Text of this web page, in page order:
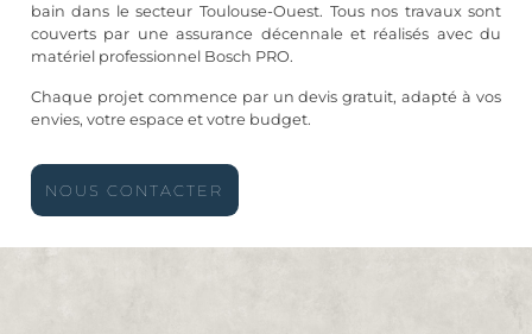
bain dans le secteur Toulouse-Ouest. Tous nos travaux sont
couverts par une assurance décennale et réalisés avec du
matériel professionnel Bosch PRO.
Chaque projet commence par un devis gratuit, adapté à vos
envies, votre espace et votre budget.
NOUS CONTACTER